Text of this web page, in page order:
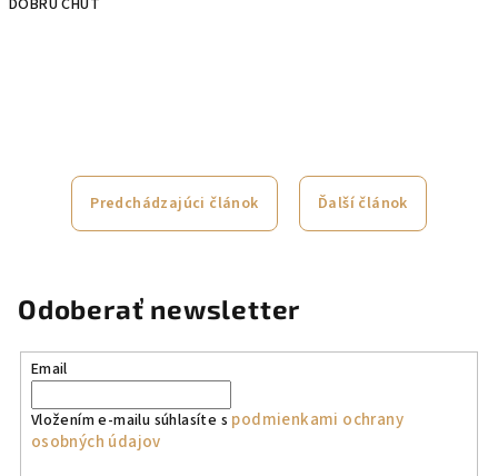
DOBRÚ CHUŤ
Predchádzajúci článok Ďalší článok
Odoberať newsletter
Email
Vložením e-mailu súhlasíte s podmienkami ochrany
osobných údajov